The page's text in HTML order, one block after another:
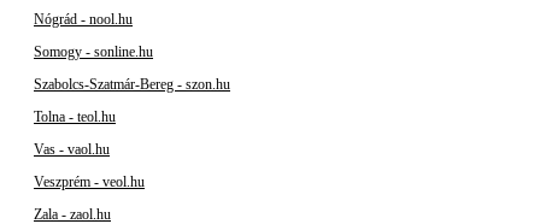
Nógrád - nool.hu
Somogy - sonline.hu
Szabolcs-Szatmár-Bereg - szon.hu
Tolna - teol.hu
Vas - vaol.hu
Veszprém - veol.hu
Zala - zaol.hu